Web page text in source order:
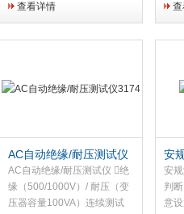
动模式下可进行绝缘耐压、耐
测试模式，可保存多大各10
种测试设置 标准接口（外置
查看详情
测
I/O
AC自动绝缘/耐压测试仪
3174
AC自动绝缘/耐压测试仪 绝
缘（500/1000V）/ 耐压（变
压器容量100VA）连续测试
安
安
判
意